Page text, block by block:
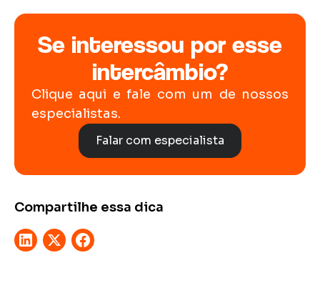
Se interessou por esse
intercâmbio?
Clique aqui e fale com um de nossos
especialistas.
Falar com especialista
Compartilhe essa dica